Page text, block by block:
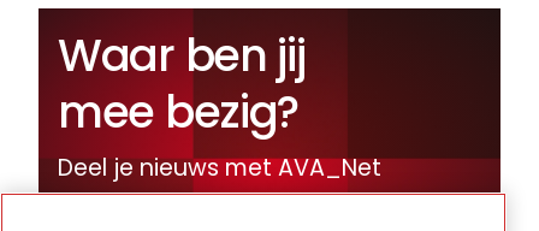
Waar ben jij
mee bezig?
Deel je nieuws met AVA_Net